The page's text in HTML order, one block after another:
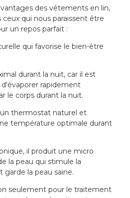
des vêtements en lin,
qui nous paraissent être
un repos parfait :
qui favorise le bien-être
durant la nuit, car il est
rapidement
le corps durant la nuit.
thermostat naturel et
température optimale durant
il produit une micro
la peau qui stimule la
garde la peau saine.
seulement pour le traitement